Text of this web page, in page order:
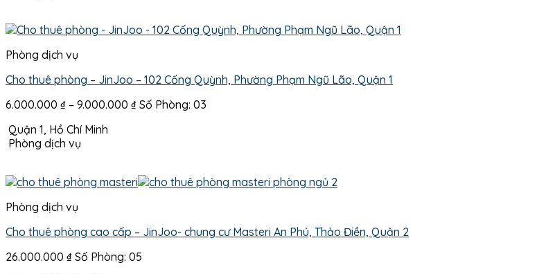
6.700.000 ₫
Phòng dịch vụ
Cho thuê phòng – JinJoo – 102 Cống Quỳnh, Phường Phạm Ngũ Lão, Quận 1
6.000.000 ₫ – 9.000.000 ₫Khoảng
9.000.000 ₫
Số Phòng: 03
Quận 1, Hồ Chí Minh
Phòng dịch vụ
Phòng dịch vụ
Cho thuê phòng cao cấp – JinJoo- chung cư Masteri An Phú, Thảo Điền, Quận 2
26.000.000 ₫ Số Phòng: 05